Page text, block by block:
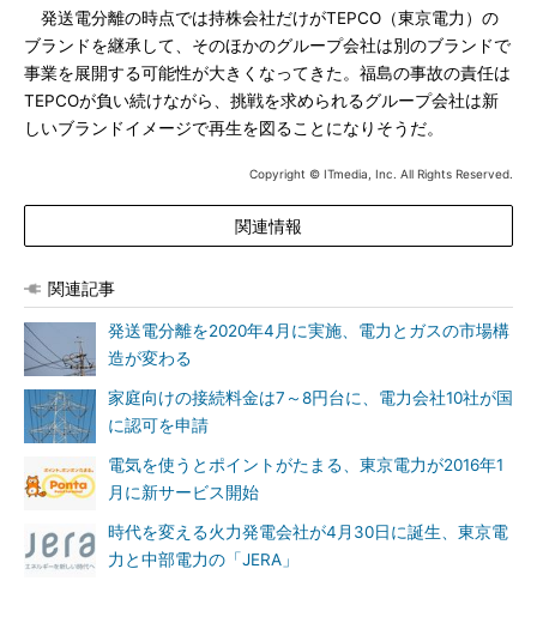
発送電分離の時点では持株会社だけがTEPCO（東京電力）の
ブランドを継承して、そのほかのグループ会社は別のブランドで
事業を展開する可能性が大きくなってきた。福島の事故の責任は
TEPCOが負い続けながら、挑戦を求められるグループ会社は新
しいブランドイメージで再生を図ることになりそうだ。
Copyright © ITmedia, Inc. All Rights Reserved.
関連情報
関連記事
発送電分離を2020年4月に実施、電力とガスの市場構
造が変わる
家庭向けの接続料金は7～8円台に、電力会社10社が国
に認可を申請
電気を使うとポイントがたまる、東京電力が2016年1
月に新サービス開始
時代を変える火力発電会社が4月30日に誕生、東京電
力と中部電力の「JERA」